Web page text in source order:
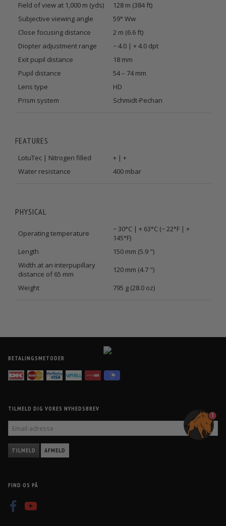
Field of view at 1,000 m (yds)
128 m (384 ft)
Subjective viewing angle
59° Ww
Close focusing distance
2 m (6.6 ft)
Diopter adjustment range
− 4.0 | + 4.0 dpt
Exit pupil distance
18 mm
Pupil distance
54 – 74 mm
Lens type
HD
Prism system
Schmidt-Pechan
FEATURES
LotuTec | Nitrogen filled
+ | +
Water resistance
400 mbar
PHYSICAL
Operating temperature
− 30°C | + 63°C (− 22°F | +
145°F)
Length
150 mm (5.9 ")
Width at an interpupillary
distance of 65 mm
120 mm (4.7 ")
Weight
795 g (28.0 oz)
BETALINGSMETODER
TILMELD DIG VORES NYHEDSBREV
ADRESSE
TILMELD AFMELD
FIND OS PÅ
1